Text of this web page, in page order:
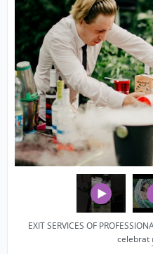
EXIT SERVICES OF
celebrat